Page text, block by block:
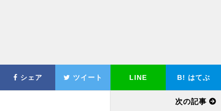
シェア ツイート LINE B! はてぶ
次の記事